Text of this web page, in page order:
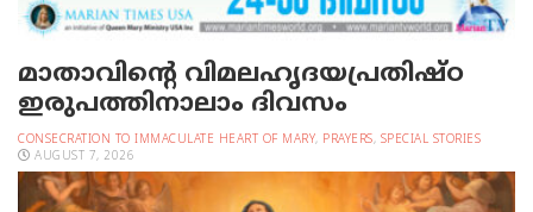
മാതാവിന്റെ വിമലഹൃദയപ്രതിഷ്ഠ
ഇരുപത്തിനാലാം ദിവസം
CONSECRATION TO IMMACULATE HEART OF MARY, PRAYERS, SPECIAL STORIES
AUGUST 7, 2026